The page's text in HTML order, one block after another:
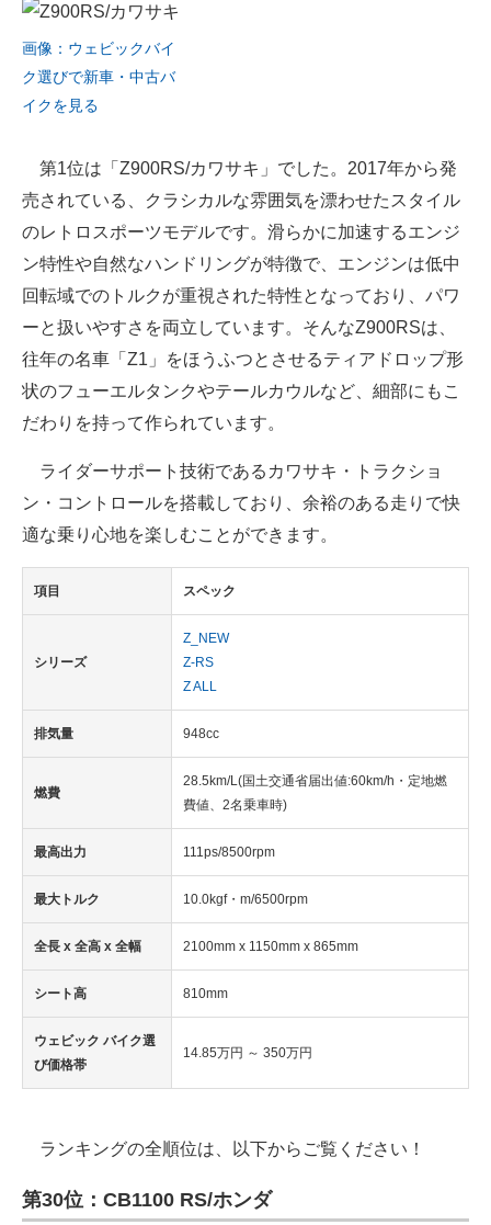
画像：ウェビックバイ
ク選びで新車・中古バ
イクを見る
第1位は「Z900RS/カワサキ」でした。2017年から発
売されている、クラシカルな雰囲気を漂わせたスタイル
のレトロスポーツモデルです。滑らかに加速するエンジ
ン特性や自然なハンドリングが特徴で、エンジンは低中
回転域でのトルクが重視された特性となっており、パワ
ーと扱いやすさを両立しています。そんなZ900RSは、
往年の名車「Z1」をほうふつとさせるティアドロップ形
状のフューエルタンクやテールカウルなど、細部にもこ
だわりを持って作られています。
ライダーサポート技術であるカワサキ・トラクショ
ン・コントロールを搭載しており、余裕のある走りで快
適な乗り心地を楽しむことができます。
項目 スペック
シリーズ
Z_NEW
Z-RS
Z ALL
排気量 948cc
燃費
28.5km/L(国土交通省届出値:60km/h・定地燃
費値、2名乗車時)
最高出力 111ps/8500rpm
最大トルク 10.0kgf・m/6500rpm
全長 x 全高 x 全幅 2100mm x 1150mm x 865mm
シート高 810mm
ウェビック バイク選
び価格帯
14.85万円 ～ 350万円
ランキングの全順位は、以下からご覧ください！
第30位：CB1100 RS/ホンダ